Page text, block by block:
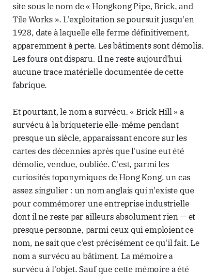
site sous le nom de « Hongkong Pipe, Brick, and
Tile Works ». L'exploitation se poursuit jusqu'en
1928, date à laquelle elle ferme définitivement,
apparemment à perte. Les bâtiments sont démolis.
Les fours ont disparu. Il ne reste aujourd'hui
aucune trace matérielle documentée de cette
fabrique.
Et pourtant, le nom a survécu. « Brick Hill » a
survécu à la briqueterie elle-même pendant
presque un siècle, apparaissant encore sur les
cartes des décennies après que l'usine eut été
démolie, vendue, oubliée. C'est, parmi les
curiosités toponymiques de Hong Kong, un cas
assez singulier : un nom anglais qui n'existe que
pour commémorer une entreprise industrielle
dont il ne reste par ailleurs absolument rien — et
presque personne, parmi ceux qui emploient ce
nom, ne sait que c'est précisément ce qu'il fait. Le
nom a survécu au bâtiment. La mémoire a
survécu à l'objet. Sauf que cette mémoire a été